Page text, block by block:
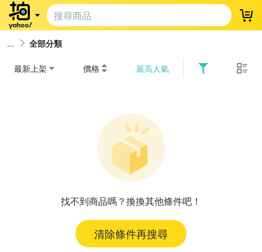
登
全部分類
最新上架 價格 最高人氣
找不到商品嗎？換換其他條件吧！
清除條件再搜尋